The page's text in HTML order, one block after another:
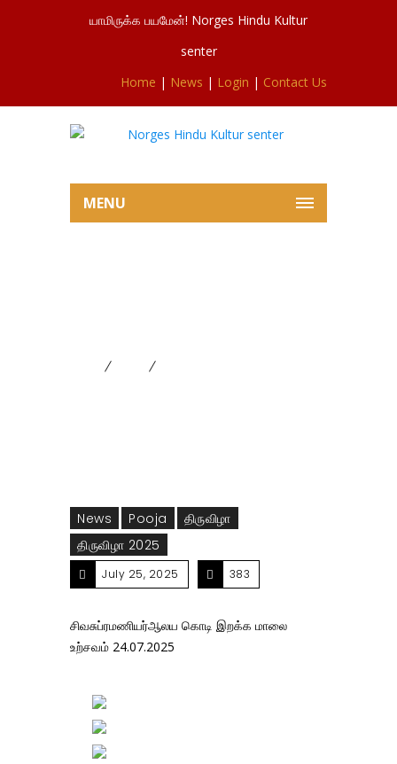
யாமிருக்க பயமேன்! Norges Hindu Kultur
senter
Home | News | Login | Contact Us
MENU
News Pooja
திருவிழா
திருவிழா 2025
July 25, 2025 383
சிவசுப்ரமணியர்ஆலய கொடி இறக்க மாலை
உற்சவம் 24.07.2025